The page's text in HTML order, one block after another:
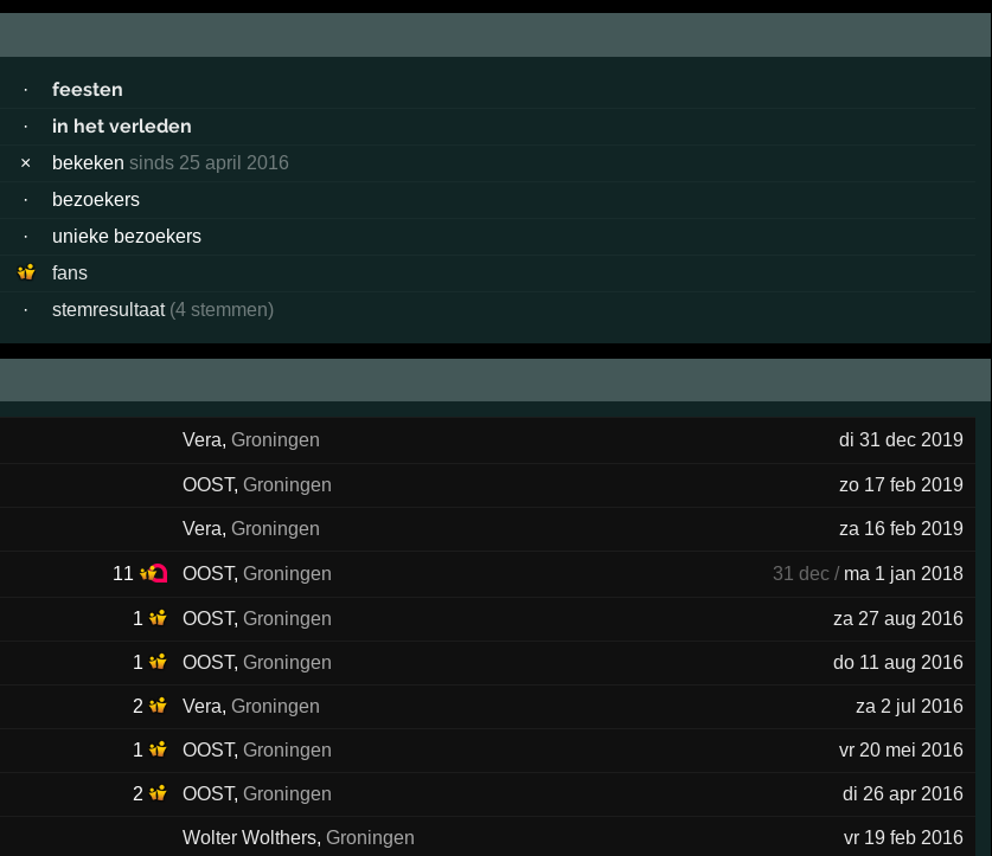
·
feesten
· in het verleden
× bekekensinds 25 april 2016
·
bezoekers
·
unieke bezoekers
fans
· stemresultaat (4 stemmen)
Vera, Groningen di 31 dec 2019
OOST, Groningen zo 17 feb 2019
Vera, Groningen za 16 feb 2019
11 OOST, Groningen 31 dec /ma 1 jan 2018
1 OOST, Groningen za 27 aug 2016
1 OOST, Groningen do 11 aug 2016
2 Vera, Groningen za 2 jul 2016
1 OOST, Groningen vr 20 mei 2016
2 OOST, Groningen di 26 apr 2016
Wolter Wolthers, Groningen vr 19 feb 2016